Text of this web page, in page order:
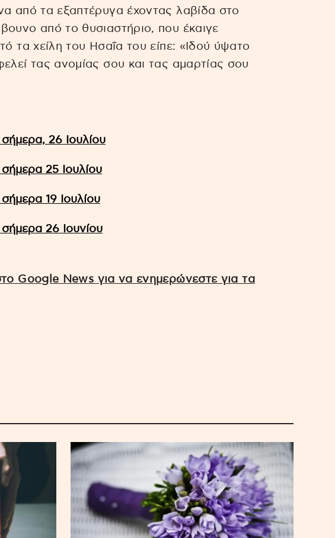
από τα εξαπτέρυγα έχοντας λαβίδα στο
από το θυσιαστήριο, που έκαιγε
τα χείλη του Ησαΐα του είπε: «Ιδού ύψατο
τας ανομίας σου και τας αμαρτίας σου
26 Ιουλίου
25 Ιουλίου
19 Ιουλίου
26 Ιουνίου
Google News για να ενημερώνεστε για τα